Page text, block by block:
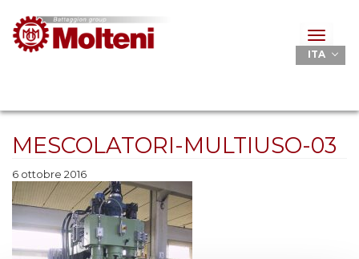
Toggle
ITA
MESCOLATORI-MULTIUSO-03
6 ottobre 2016